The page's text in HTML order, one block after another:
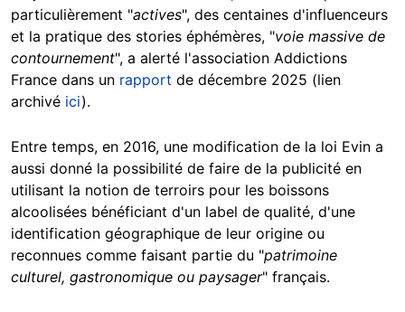
particulièrement "actives", des centaines d'influenceurs
et la pratique des stories éphémères, "voie massive de
contournement", a alerté l'association Addictions
France dans un rapport de décembre 2025 (lien
archivé ici).
Entre temps, en 2016, une modification de la loi Evin a
aussi donné la possibilité de faire de la publicité en
utilisant la notion de terroirs pour les boissons
alcoolisées bénéficiant d'un label de qualité, d'une
identification géographique de leur origine ou
reconnues comme faisant partie du "patrimoine
culturel, gastronomique ou paysager" français.